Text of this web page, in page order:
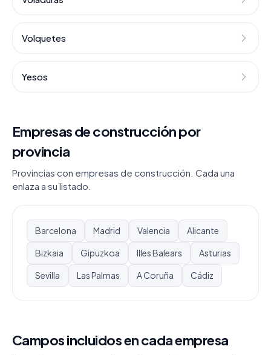
Volquetes
Yesos
Empresas de construcción por
provincia
Provincias con empresas de construcción. Cada una
enlaza a su listado.
Barcelona Madrid Valencia Alicante
Bizkaia Gipuzkoa Illes Balears Asturias
Sevilla Las Palmas A Coruña Cádiz
Campos incluidos en cada empresa